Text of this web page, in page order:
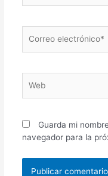
electrónico*
Guarda mi
navegador para la